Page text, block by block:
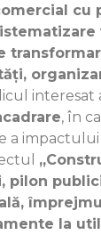
cu
interesat
, în
a impactului
pilon
la